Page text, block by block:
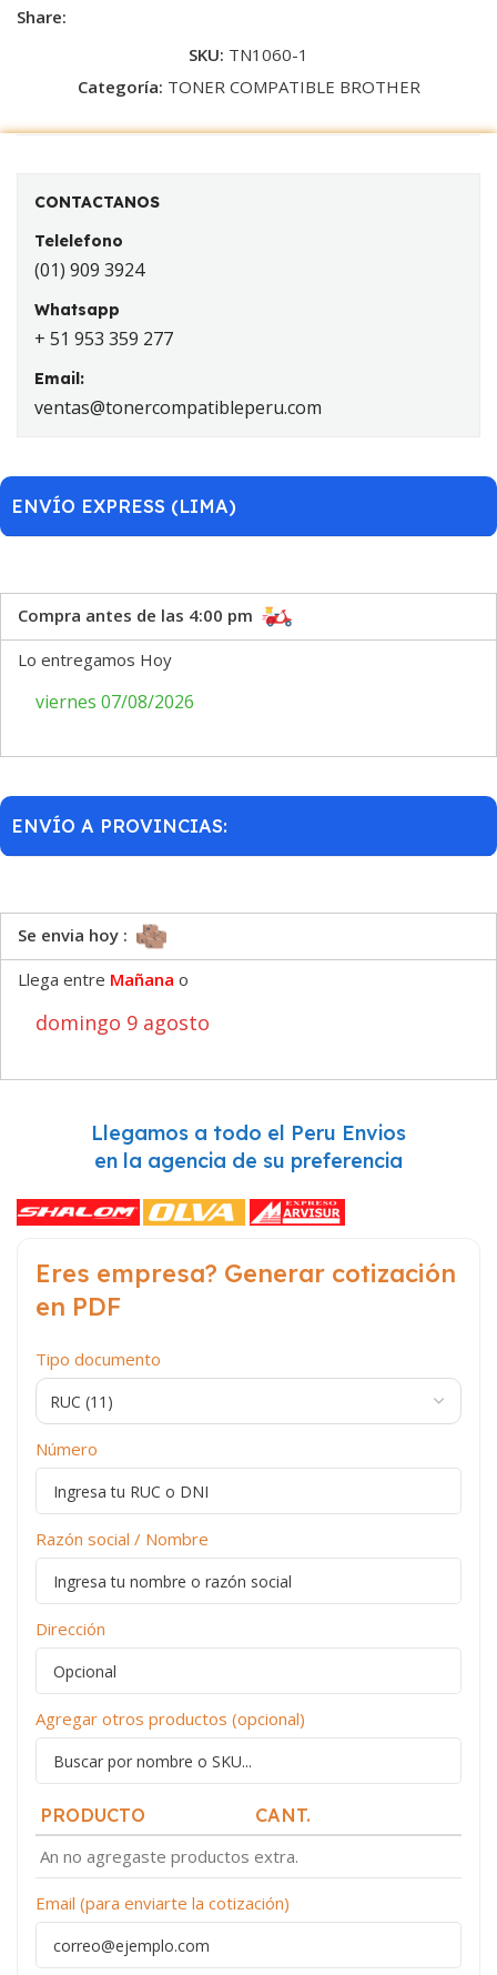
Share:
SKU: TN1060-1
Categoría: TONER COMPATIBLE BROTHER
CONTACTANOS
Telelefono
(01) 909 3924
Whatsapp
+ 51 953 359 277
Email:
ventas@tonercompatibleperu.com
ENVÍO EXPRESS (LIMA)
Compra antes de las 4:00 pm
Lo entregamos Hoy
viernes 07/08/2026
ENVÍO A PROVINCIAS:
Se envia hoy :
Llega entre Mañana o
domingo 9 agosto
Llegamos a todo el Peru Envios
en la agencia de su preferencia
Eres empresa? Generar cotización
en PDF
Tipo documento
Número
Razón social / Nombre
Dirección
Agregar otros productos (opcional)
PRODUCTO CANT.
An no agregaste productos extra.
Email (para enviarte la cotización)